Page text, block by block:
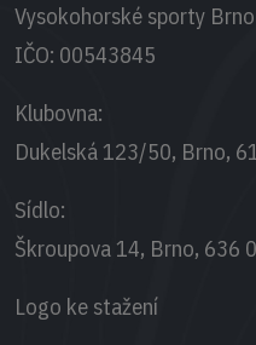
Vysokohorské sporty
IČO: 00543845
Klubovna:
Dukelská 123/50, Brno,
Sídlo:
Škroupova 14, Brno, 636
Logo ke stažení